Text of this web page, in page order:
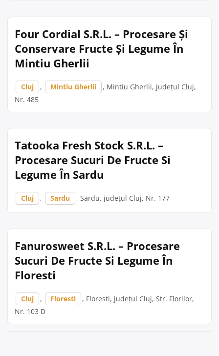
Four Cordial S.R.L. – Procesare Și
Conservare Fructe Și Legume În
Mintiu Gherlii
Cluj , Mintiu Gherlii
, Mintiu Gherlii, județul Cluj,
Nr. 485
Tatooka Fresh Stock S.R.L. –
Procesare Sucuri De Fructe Si
Legume În Sardu
Cluj , Sardu , Sardu, județul Cluj, Nr. 177
Fanurosweet S.R.L. – Procesare
Sucuri De Fructe Si Legume În
Floresti
Cluj , Floresti
, Floresti, județul Cluj, Str. Florilor,
Nr. 103 D